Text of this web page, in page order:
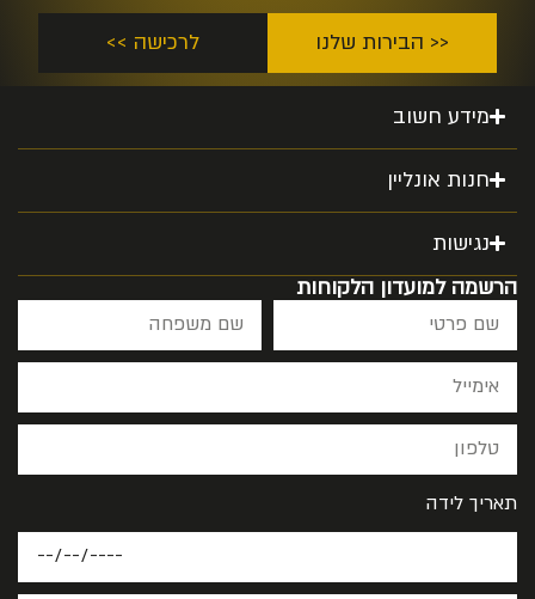
<< הבירות שלנו לרכישה >>
מידע חשוב
חנות אונליין
נגישות
הרשמה למועדון הלקוחות
תאריך לידה